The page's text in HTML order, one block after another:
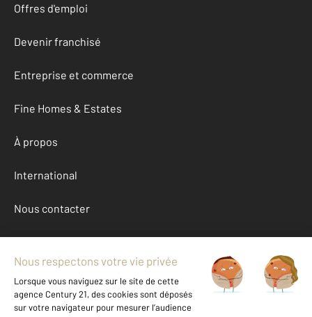
Offres d'emploi
Devenir franchisé
Entreprise et commerce
Fine Homes & Estates
À propos
International
Nous contacter
Mentions légales & CGU et Barèmes d'honoraires
Données personnelles
Gestionnaire des cookies